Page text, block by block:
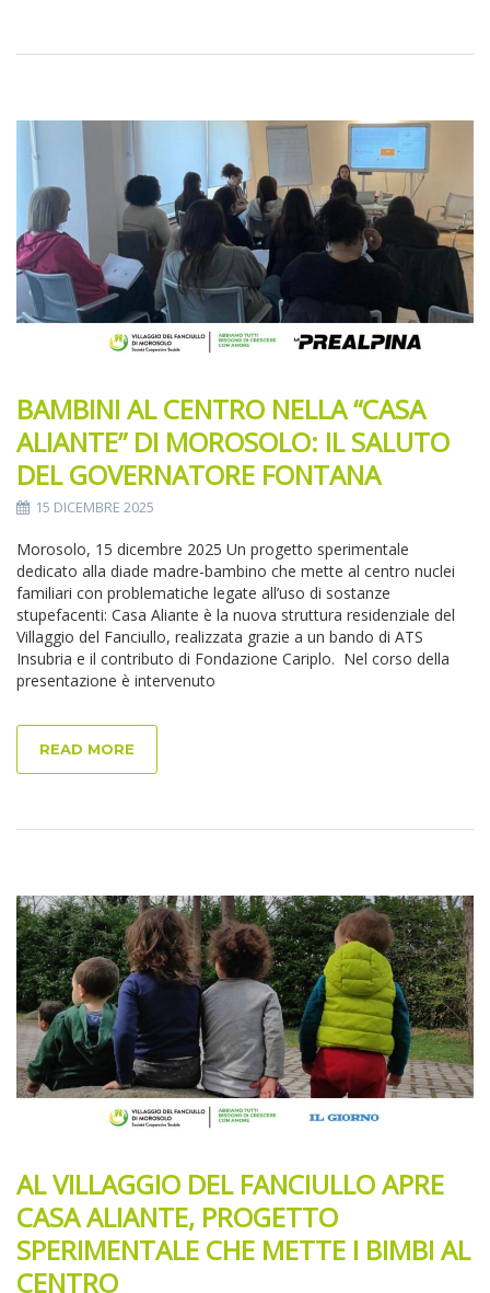
BAMBINI AL CENTRO NELLA “CASA
ALIANTE” DI MOROSOLO: IL SALUTO
DEL GOVERNATORE FONTANA
15 DICEMBRE 2025
Morosolo, 15 dicembre 2025 Un progetto sperimentale
dedicato alla diade madre-bambino che mette al centro nuclei
familiari con problematiche legate all’uso di sostanze
stupefacenti: Casa Aliante è la nuova struttura residenziale del
Villaggio del Fanciullo, realizzata grazie a un bando di ATS
Insubria e il contributo di Fondazione Cariplo. Nel corso della
presentazione è intervenuto
READ MORE
AL VILLAGGIO DEL FANCIULLO APRE
CASA ALIANTE, PROGETTO
SPERIMENTALE CHE METTE I BIMBI AL
CENTRO